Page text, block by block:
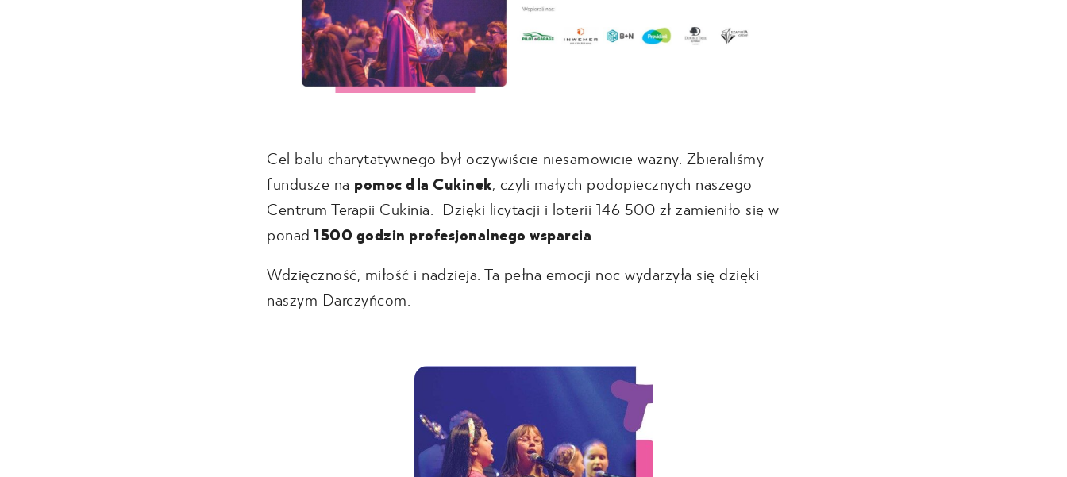
Cel balu charytatywnego był oczywiście niesamowicie ważny. Zbieraliśmy
fundusze na pomoc dla Cukinek, czyli małych podopiecznych naszego
Centrum Terapii Cukinia. Dzięki licytacji i loterii 146 500 zł zamieniło się w
ponad 1500 godzin profesjonalnego wsparcia
Wdzięczność, miłość i nadzieja. Ta pełna emocji noc wydarzyła się dzięki
naszym Darczyńcom.